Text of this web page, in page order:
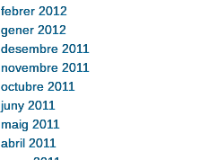
febrer 2012
gener 2012
desembre 2011
novembre 2011
octubre 2011
juny 2011
maig 2011
abril 2011